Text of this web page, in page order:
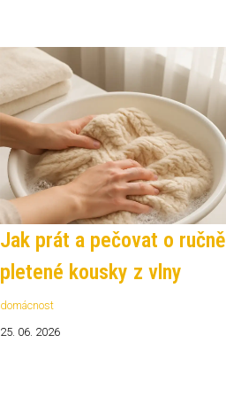
Jak prát a pečovat o ručně
pletené kousky z vlny
domácnost
25. 06. 2026